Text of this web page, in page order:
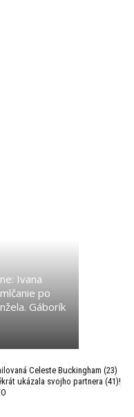
Ivana
po
Gáborík
Celeste Buckingham (23)
ukázala svojho partnera (41)!